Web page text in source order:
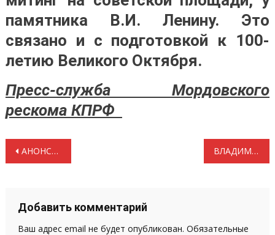
памятника В.И. Ленину. Это
связано и с подготовкой к 100-
летию Великого Октября.
Пресс-служба Мордовского
рескома КПРФ
Навигация
записям
АНОНСЫ СОБЫТИЙ Гвоздики – Генералиссимусу Сталину. За социальные права женщин ВЛАДИМИР ВОЛКОВ: столетию Великого Октября уделим достаточное внимание
Добавить комментарий
Ваш адрес email не будет опубликован. Обязательные